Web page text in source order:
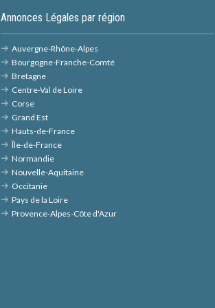
Annonces Légales par région
Auvergne-Rhône-Alpes
Bourgogne-Franche-Comté
Bretagne
Centre-Val de Loire
Corse
Grand Est
Hauts-de-France
Île-de-France
Normandie
Nouvelle-Aquitaine
Occitanie
Pays de la Loire
Provence-Alpes-Côte d'Azur